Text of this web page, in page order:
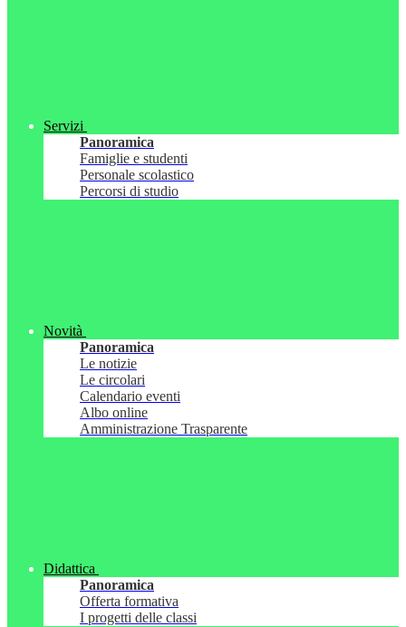
Servizi
Panoramica
Famiglie e studenti
Personale scolastico
Percorsi di studio
Novità
Panoramica
Le notizie
Le circolari
Calendario eventi
Albo online
Amministrazione Trasparente
Didattica
Panoramica
Offerta formativa
I progetti delle classi